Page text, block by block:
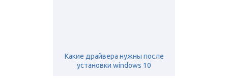
Какие драйвера нужны после
установки windows 10